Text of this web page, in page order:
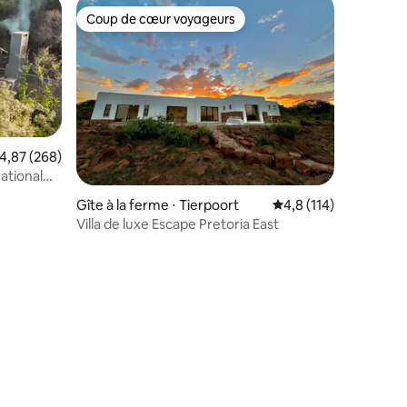
: 5 sur 5
moyenne sur la base de 268 commentaires : 4,87 sur 5
4,87 (268)
Coup de cœur voyageurs
Coup de cœur voyageurs
Gîte à la ferme ⋅ Tierpoort Évaluation moyenne
4,8 (114)
Villa de luxe Escape Pretoria East